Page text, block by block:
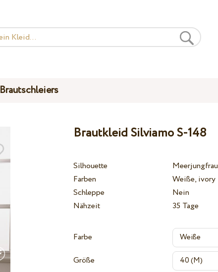
Brautschleiers
Brautkleid Silviamo S-148
Silhouette
Meerjungfrau
Farben
Weiße, ivory
Schleppe
Nein
Nähzeit
35 Tage
Farbe
Größe